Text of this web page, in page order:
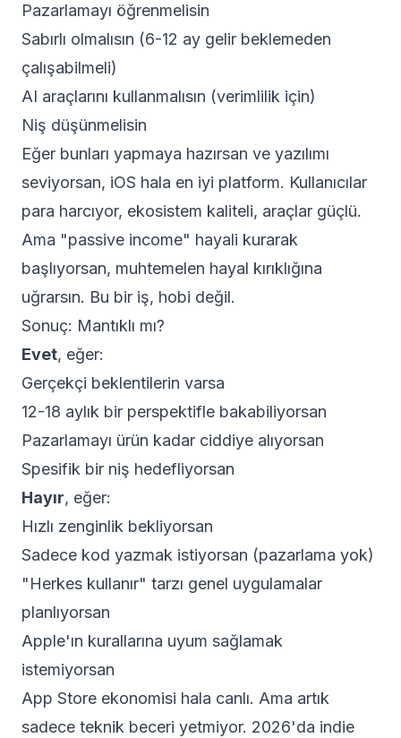
Pazarlamayı öğrenmelisin
Sabırlı olmalısın (6-12 ay gelir beklemeden
çalışabilmeli)
AI araçlarını kullanmalısın (verimlilik için)
Niş düşünmelisin
Eğer bunları yapmaya hazırsan ve yazılımı
seviyorsan, iOS hala en iyi platform. Kullanıcılar
para harcıyor, ekosistem kaliteli, araçlar güçlü.
Ama "passive income" hayali kurarak
başlıyorsan, muhtemelen hayal kırıklığına
uğrarsın. Bu bir iş, hobi değil.
Sonuç: Mantıklı mı?
Evet, eğer:
Gerçekçi beklentilerin varsa
12-18 aylık bir perspektifle bakabiliyorsan
Pazarlamayı ürün kadar ciddiye alıyorsan
Spesifik bir niş hedefliyorsan
Hayır, eğer:
Hızlı zenginlik bekliyorsan
Sadece kod yazmak istiyorsan (pazarlama yok)
"Herkes kullanır" tarzı genel uygulamalar
planlıyorsan
Apple'ın kurallarına uyum sağlamak
istemiyorsan
App Store ekonomisi hala canlı. Ama artık
sadece teknik beceri yetmiyor. 2026'da indie